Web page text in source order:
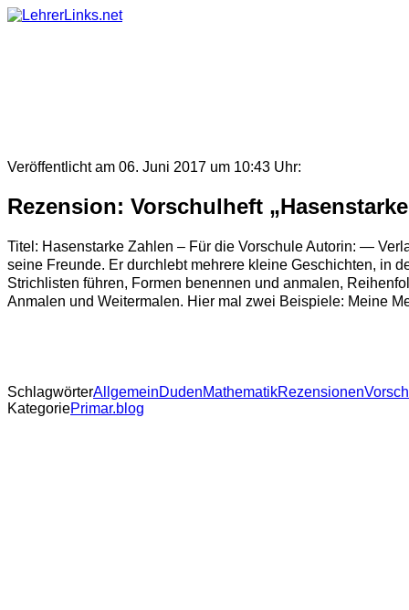
Skip
Veröffentlicht am 06. Juni 2017 um 10:43 Uhr:
Rezension: Vorschulheft
Titel: Hasenstarke Zahlen – Für die Vorschule Autorin: —
seine Freunde. Er durchlebt mehrere kleine Geschichten, in
Strichlisten führen, Formen benennen und anmalen,
Anmalen und Weitermalen. Hier mal zwei Beispiele: Meine
SchlagwörterAllgemeinDudenMathematikRezensionen
KategoriePrimar.blog